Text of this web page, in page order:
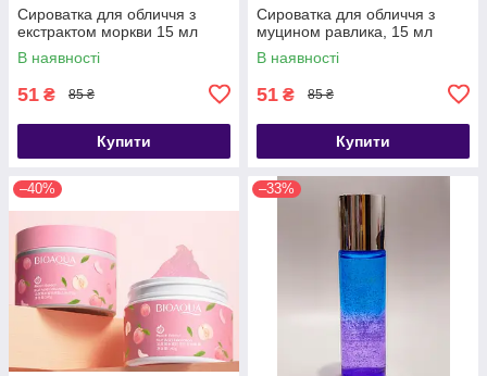
Сироватка для обличчя з
екстрактом моркви 15 мл
В наявності
51 ₴ 85 ₴
Купити
Сироватка для обличчя з
муцином равлика, 15 мл
В наявності
51 ₴ 85 ₴
Купити
–40% –33%